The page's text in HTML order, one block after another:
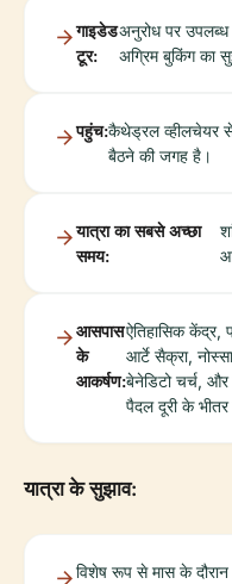
गाइडेड
टूर:
अनुरोध पर
अग्रिम बुकिंग का
पहुंच:कैथेड्रल व्हीलचेयर
बैठने की जगह है।
यात्रा का सबसे अच्छा
समय:
आसपास
के
आकर्षण:
ऐतिहासिक केंद्र,
आर्टे सैक्रा, नोस्सा
बेनेडिटो चर्च,
पैदल दूरी के
यात्रा के सुझाव:
विशेष रूप से मास के